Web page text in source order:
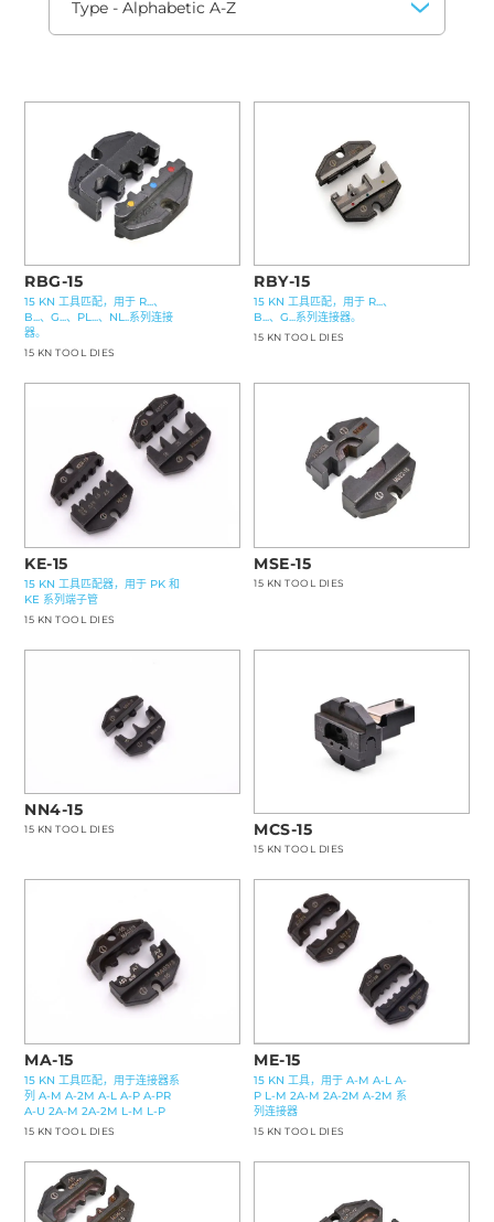
RBG-15
15 KN 工具匹配，用于 R...、
B...、G...、PL...、NL..系列连接
器。
15 KN TOOL DIES
RBY-15
15 KN 工具匹配，用于 R...、
B...、G...系列连接器。
15 KN TOOL DIES
KE-15
15 KN 工具匹配器，用于 PK 和
KE 系列端子管
15 KN TOOL DIES
MSE-15
15 KN TOOL DIES
NN4-15
15 KN TOOL DIES MCS-15
15 KN TOOL DIES
MA-15
15 KN 工具匹配，用于连接器系
列 A-M A-2M A-L A-P A-PR
A-U 2A-M 2A-2M L-M L-P
15 KN TOOL DIES
ME-15
15 KN 工具，用于 A-M A-L A-
P L-M 2A-M 2A-2M A-2M 系
列连接器
15 KN TOOL DIES